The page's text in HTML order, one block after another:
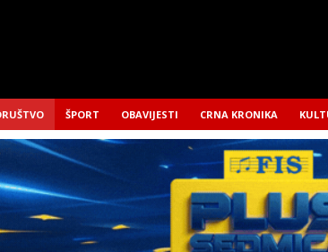
ŠPORT OBAVIJESTI CRNA KRONIKA